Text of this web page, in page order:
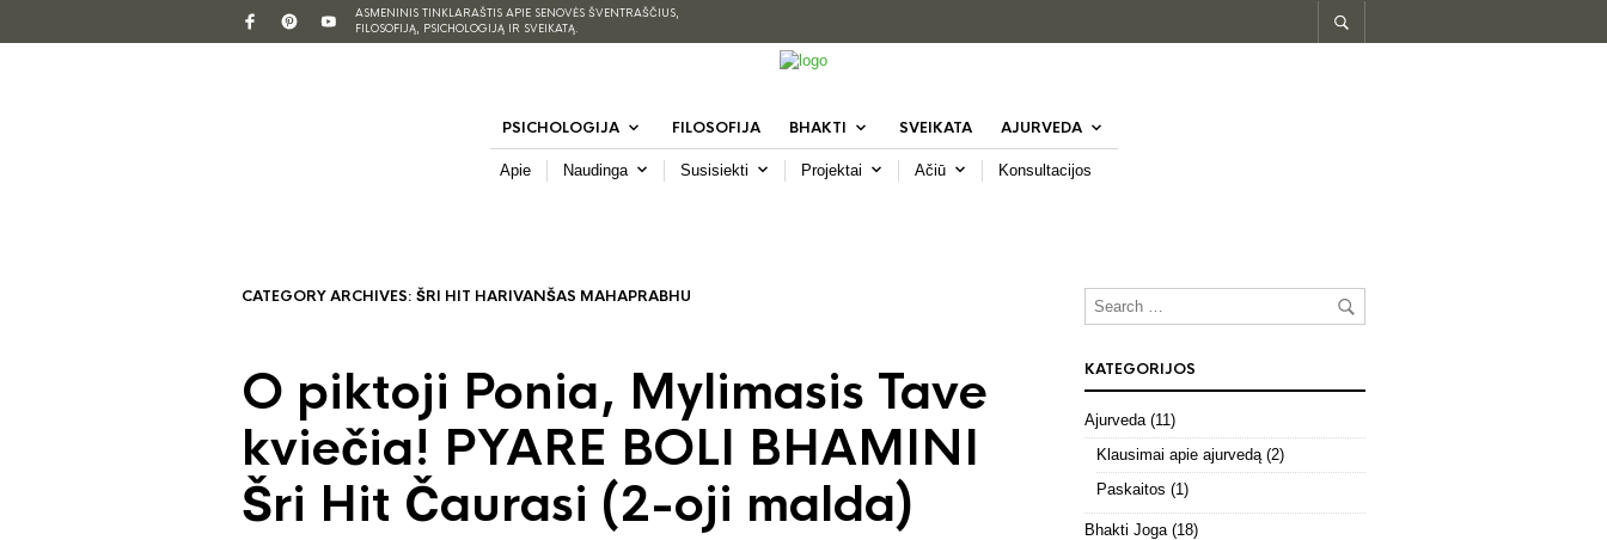
ASMENINIS TINKLARAŠTIS APIE SENOVĖS ŠVENTRAŠČIUS,
FILOSOFIJĄ, PSICHOLOGIJĄ IR SVEIKATĄ.
PSICHOLOGIJA FILOSOFIJA BHAKTI SVEIKATA AJURVEDA
Apie Naudinga Susisiekti Projektai Ačiū Konsultacijos
CATEGORY ARCHIVES: ŠRI HIT HARIVANŠAS MAHAPRABHU
O piktoji Ponia, Mylimasis Tave
kviečia! PYARE BOLI BHAMINI
Šri Hit Čaurasi (2-oji malda)
KATEGORIJOS
Ajurveda (11)
Klausimai apie ajurvedą (2)
Paskaitos (1)
Bhakti Joga (18)